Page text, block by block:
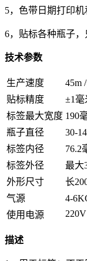
5，色带日期打印
6，贴标各种瓶子，
技术参数
生产速度
45m
贴标精度
±1毫
标签最大宽度 190
瓶子直径
30-
标签内径
76.2
标签外径
最大
外形尺寸
长
气源
4-
使用电源
描述